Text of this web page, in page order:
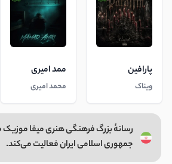
پارافین
ویناک
ممد امیری
محمد امیری
رسانهٔ بزرگ فرهنگی هنری میفا
جمهوری اسلامی ایران فعالیت می‌کند.